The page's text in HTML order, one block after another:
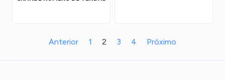
Anterior 1 2 3 4 Próximo